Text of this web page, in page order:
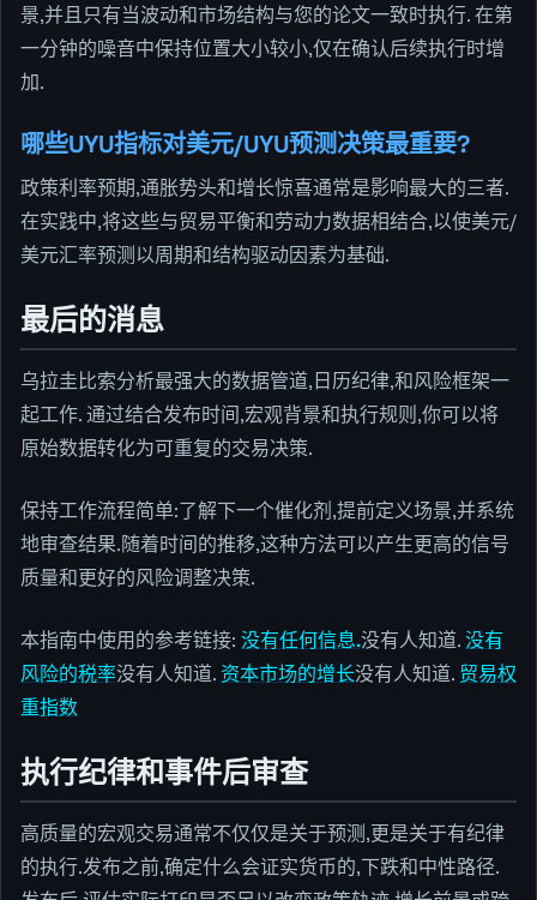
景,并且只有当波动和市场结构与您的论文一致时执行. 在第
一分钟的噪音中保持位置大小较小,仅在确认后续执行时增
加.
哪些UYU指标对美元/UYU预测决策最重要?
政策利率预期,通胀势头和增长惊喜通常是影响最大的三者.
在实践中,将这些与贸易平衡和劳动力数据相结合,以使美元/
美元汇率预测以周期和结构驱动因素为基础.
最后的消息
乌拉圭比索分析最强大的数据管道,日历纪律,和风险框架一
起工作. 通过结合发布时间,宏观背景和执行规则,你可以将
原始数据转化为可重复的交易决策.
保持工作流程简单:了解下一个催化剂,提前定义场景,并系统
地审查结果.随着时间的推移,这种方法可以产生更高的信号
质量和更好的风险调整决策.
本指南中使用的参考链接: 没有任何信息.没有人知道.没有
风险的税率没有人知道. 资本市场的增长没有人知道. 贸易权
重指数
执行纪律和事件后审查
高质量的宏观交易通常不仅仅是关于预测,更是关于有纪律
的执行.发布之前,确定什么会证实货币的,下跌和中性路径.